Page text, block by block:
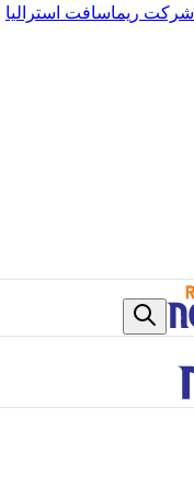
شرکت ریماسافت استرالیا